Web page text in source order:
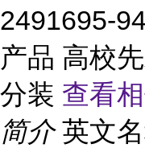
2491695-
产品 高校
分装 查看
简介 英文